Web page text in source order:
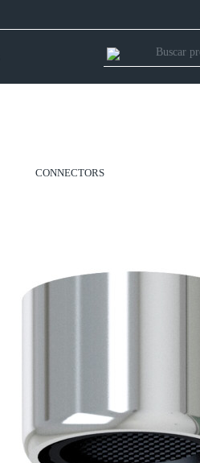
CONNECTORS